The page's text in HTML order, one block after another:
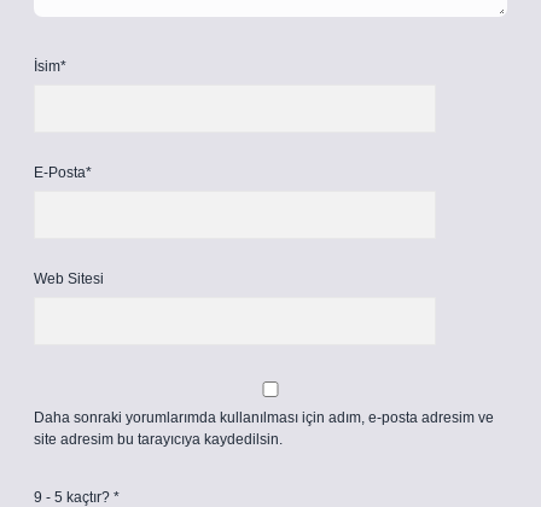
İsim*
E-Posta*
Web Sitesi
Daha sonraki yorumlarımda kullanılması için adım, e-posta adresim ve
site adresim bu tarayıcıya kaydedilsin.
9 - 5 kaçtır? *